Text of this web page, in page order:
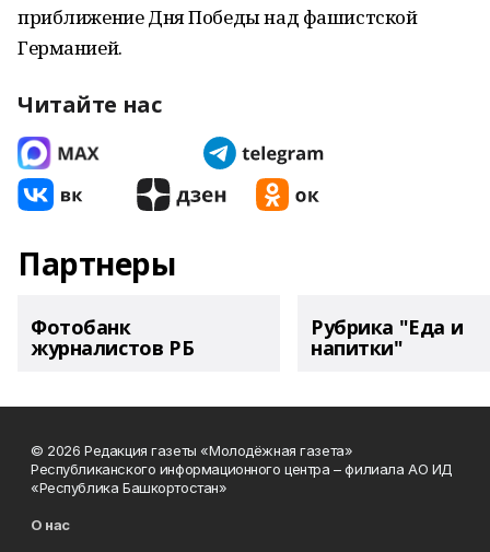
приближение Дня Победы над фашистской
Германией.
Читайте нас
Партнеры
Фотобанк
журналистов РБ
Рубрика "Еда и
напитки"
© 2026 Редакция газеты «Молодёжная газета»
Республиканского информационного центра – филиала АО ИД
«Республика Башкортостан»
О нас